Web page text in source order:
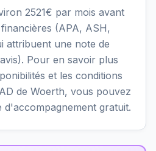
2521€ par mois avant
(APA, ASH,
attribuent une note de
Pour en savoir plus
et les conditions
de Woerth, vous pouvez
d'accompagnement gratuit.